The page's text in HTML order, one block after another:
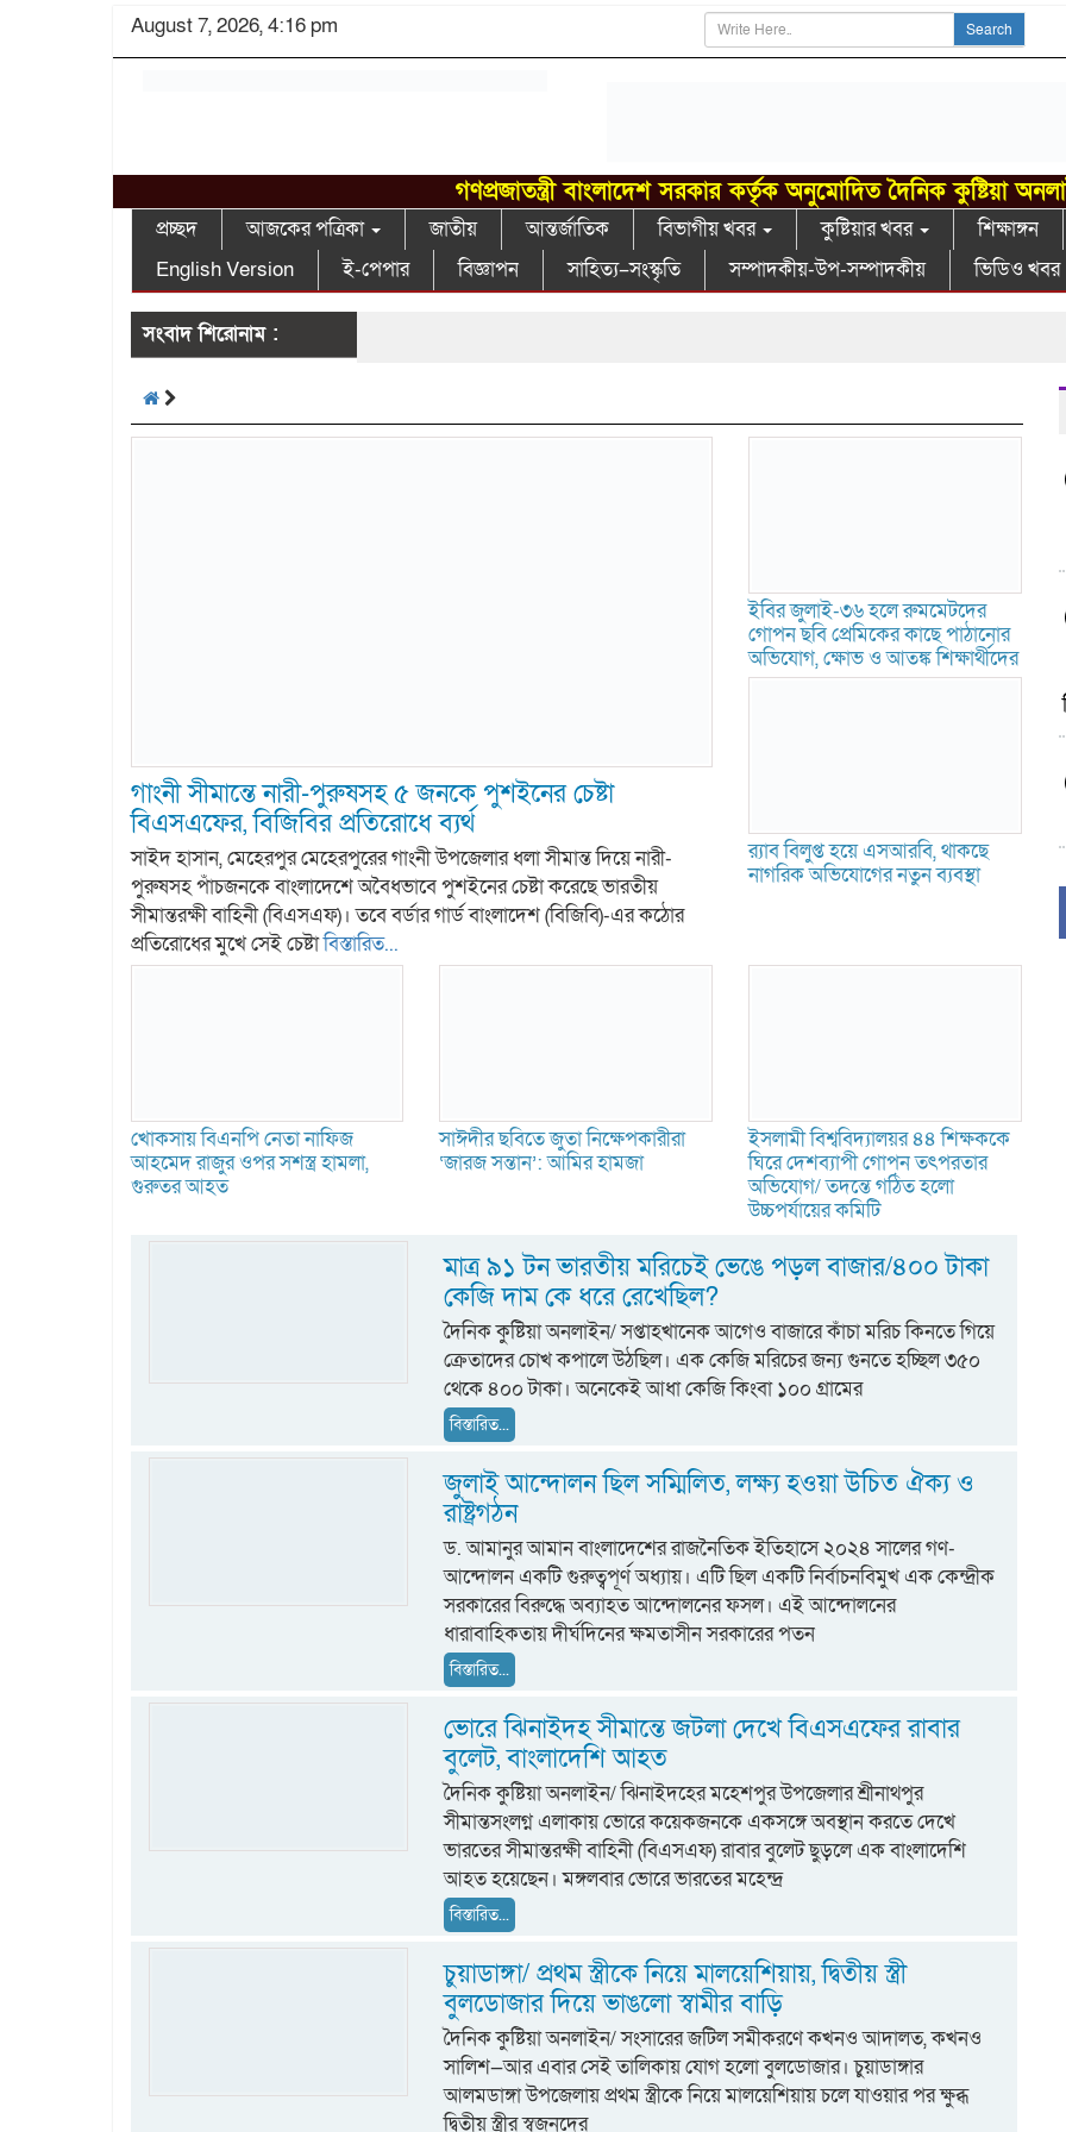
August 7, 2026, 4:16 pm Search
গণপ্রজাতন্ত্রী বাংলাদেশ সরকার কর্তৃক অনুমোদিত দৈনিক কুষ্টিয়া
প্রচ্ছদ আজকের পত্রিকা জাতীয় আন্তর্জাতিক বিভাগীয় খবর কুষ্টিয়ার খবর শিক্ষাঙ্গন
English Version
ই-পেপার বিজ্ঞাপন সাহিত্য–সংস্কৃতি সম্পাদকীয়-উপ-সম্পাদকীয় ভিডিও খবর
সংবাদ শিরোনাম :
গাংনী সীমান্তে নারী-পুরুষসহ ৫ জনকে পুশইনের চেষ্টা
বিএসএফের, বিজিবির প্রতিরোধে ব্যর্থ
সাইদ হাসান, মেহেরপুর মেহেরপুরের গাংনী উপজেলার ধলা সীমান্ত দিয়ে নারী-
পুরুষসহ পাঁচজনকে বাংলাদেশে অবৈধভাবে পুশইনের চেষ্টা করেছে ভারতীয়
সীমান্তরক্ষী বাহিনী (বিএসএফ)। তবে বর্ডার গার্ড বাংলাদেশ (বিজিবি)-এর কঠোর
প্রতিরোধের মুখে সেই চেষ্টাবিস্তারিত...
ইবির জুলাই-৩৬ হলে রুমমেটদের
গোপন ছবি প্রেমিকের কাছে পাঠানোর
অভিযোগ, ক্ষোভ ও আতঙ্ক শিক্ষার্থীদের
র‍্যাব বিলুপ্ত হয়ে এসআরবি, থাকছে
নাগরিক অভিযোগের নতুন ব্যবস্থা
খোকসায় বিএনপি নেতা নাফিজ
আহমেদ রাজুর ওপর সশস্ত্র হামলা,
গুরুতর আহত
সাঈদীর ছবিতে জুতা নিক্ষেপকারীরা
‘জারজ সন্তান’: আমির হামজা
ইসলামী বিশ্ববিদ্যালয়র ৪৪ শিক্ষককে
ঘিরে দেশব্যাপী গোপন তৎপরতার
অভিযোগ/ তদন্তে গঠিত হলো
উচ্চপর্যায়ের কমিটি
মাত্র ৯১ টন ভারতীয় মরিচেই ভেঙে পড়ল বাজার/৪০০ টাকা
কেজি দাম কে ধরে রেখেছিল?
দৈনিক কুষ্টিয়া অনলাইন/ সপ্তাহখানেক আগেও বাজারে কাঁচা মরিচ কিনতে গিয়ে
ক্রেতাদের চোখ কপালে উঠছিল। এক কেজি মরিচের জন্য গুনতে হচ্ছিল ৩৫০
থেকে ৪০০ টাকা। অনেকেই আধা কেজি কিংবা ১০০ গ্রামের
বিস্তারিত...
জুলাই আন্দোলন ছিল সম্মিলিত, লক্ষ্য হওয়া উচিত ঐক্য ও
রাষ্ট্রগঠন
ড. আমানুর আমান বাংলাদেশের রাজনৈতিক ইতিহাসে ২০২৪ সালের গণ-
আন্দোলন একটি গুরুত্বপূর্ণ অধ্যায়। এটি ছিল একটি নির্বাচনবিমুখ এক কেন্দ্রীক
সরকারের বিরুদ্ধে অব্যাহত আন্দোলনের ফসল। এই আন্দোলনের
ধারাবাহিকতায় দীর্ঘদিনের ক্ষমতাসীন সরকারের পতন
বিস্তারিত...
ভোরে ঝিনাইদহ সীমান্তে জটলা দেখে বিএসএফের রাবার
বুলেট, বাংলাদেশি আহত
দৈনিক কুষ্টিয়া অনলাইন/ ঝিনাইদহের মহেশপুর উপজেলার শ্রীনাথপুর
সীমান্তসংলগ্ন এলাকায় ভোরে কয়েকজনকে একসঙ্গে অবস্থান করতে দেখে
ভারতের সীমান্তরক্ষী বাহিনী (বিএসএফ) রাবার বুলেট ছুড়লে এক বাংলাদেশি
আহত হয়েছেন। মঙ্গলবার ভোরে ভারতের মহেন্দ্র
বিস্তারিত...
চুয়াডাঙ্গা/ প্রথম স্ত্রীকে নিয়ে মালয়েশিয়ায়, দ্বিতীয় স্ত্রী
বুলডোজার দিয়ে ভাঙলো স্বামীর বাড়ি
দৈনিক কুষ্টিয়া অনলাইন/ সংসারের জটিল সমীকরণে কখনও আদালত, কখনও
সালিশ—আর এবার সেই তালিকায় যোগ হলো বুলডোজার। চুয়াডাঙ্গার
আলমডাঙ্গা উপজেলায় প্রথম স্ত্রীকে নিয়ে মালয়েশিয়ায় চলে যাওয়ার পর ক্ষুব্ধ
দ্বিতীয় স্ত্রীর স্বজনদের